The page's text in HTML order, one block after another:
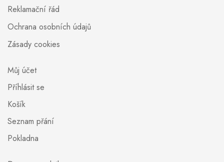
Reklamační řád
Ochrana osobních údajů
Zásady cookies
Můj účet
Příhlásit se
Košík
Seznam přání
Pokladna